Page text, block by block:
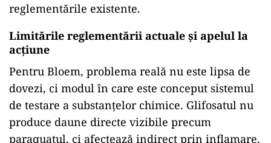
reglementările existente.
Limitările reglementării actuale și apelul la
acțiune
Pentru Bloem, problema reală nu este lipsa de
dovezi, ci modul în care este conceput sistemul
de testare a substanțelor chimice. Glifosatul nu
produce daune directe vizibile precum
paraquatul, ci afectează indirect prin inflamare,